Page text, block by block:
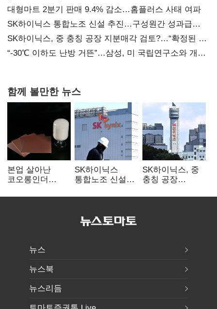
대형마트 2분기 판매 9.4% 감소…홈플러스 사태 여파
SK하이닉스 통합노조 신설 추진…구성원간 성과급
불만 확산
SK하이닉스, 중 충칭 공장 지분매각 검토?…“확정된 바
없어”
“-30℃ 이하도 난방 거뜬”…삼성, 미 국립연구소와 개발
함께 볼만한 뉴스
본업 살아난
코오롱인더
배터리 소재로
SK하이닉스
통합노조 신설
성과급 불만 확산
SK하이닉스, 중
충칭 공장
검토?…“확정된
뉴스
뉴스북
뉴스리듬